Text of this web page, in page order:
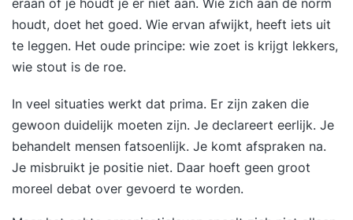
houdt, doet het goed. Wie ervan afwijkt, heeft iets uit
te leggen. Het oude principe: wie zoet is krijgt lekkers,
wie stout is de roe.
In veel situaties werkt dat prima. Er zijn zaken die
gewoon duidelijk moeten zijn. Je declareert eerlijk. Je
behandelt mensen fatsoenlijk. Je komt afspraken na.
Je misbruikt je positie niet. Daar hoeft geen groot
moreel debat over gevoerd te worden.